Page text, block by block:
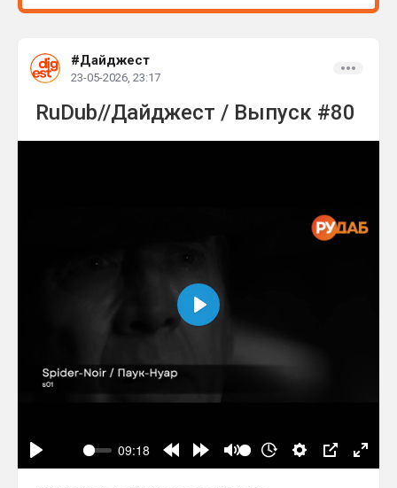
#Дайджест
23-05-2026, 23:17
RuDub//Дайджест / Выпуск #80